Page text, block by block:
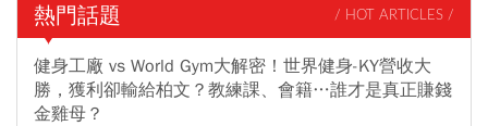
熱門話題 / HOT ARTICLES /
健身工廠 vs World Gym大解密！世界健身-KY營收大
勝，獲利卻輸給柏文？教練課、會籍…誰才是真正賺錢
金雞母？